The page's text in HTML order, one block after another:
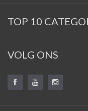
TOP 10
VOLG ONS